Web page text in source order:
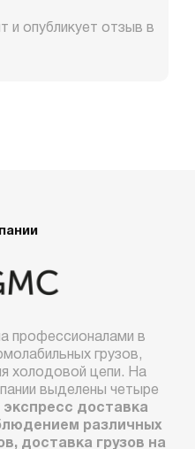
и опубликует отзыв в
профессионалами в
грузов,
холодовой цепи. На
выделены четыре
экспресс доставка
различных
доставка грузов на